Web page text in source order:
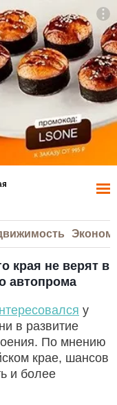
края не верят в
автопрома
у
в развитие
По мнению
крае, шансов
и более